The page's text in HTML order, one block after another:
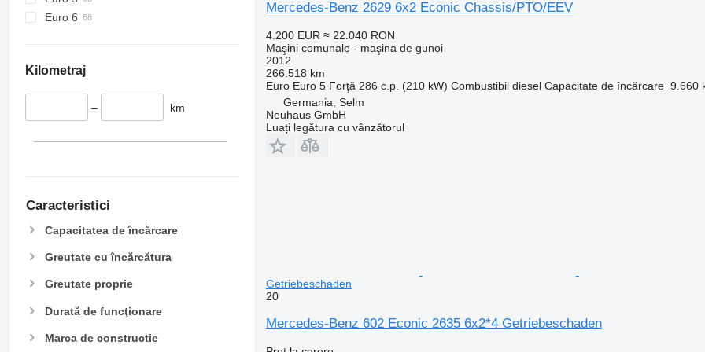
Euro 6
Kilometraj
– km
Caracteristici
Capacitatea de încărcare
Greutate cu încărcătura
Greutate proprie
Durată de funcţionare
Marca de constructie
Mercedes-Benz 2629 6x2 Econic Chassis/PTO/EEV
4.200 EUR ≈ 22.040 RON
Maşini comunale - maşina de gunoi
2012
266.518 km
Euro Euro 5 Forţă 286 c.p. (210 kW) Combustibil diesel Capacitate de încărcare 9.660
Germania, Selm
Neuhaus GmbH
Luați legătura cu vânzătorul
Getriebeschaden
20
Mercedes-Benz 602 Econic 2635 6x2*4 Getriebeschaden